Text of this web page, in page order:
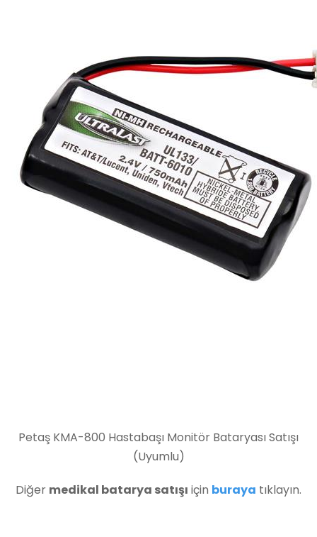
Petaş KMA-800 Hastabaşı Monitör Bataryası Satışı
(Uyumlu)
Diğer medikal batarya satışı için buraya tıklayın.